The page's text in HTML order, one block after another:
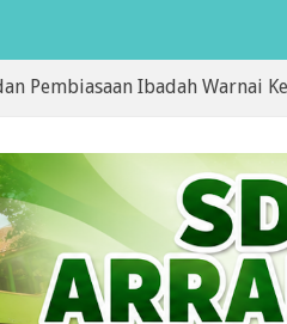
Ibadah Warnai Kegiatan